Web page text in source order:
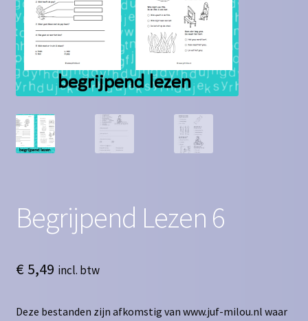
Contact
Homepagina
Mijn account
Privacy Policy
Begrijpend Lezen 6
€5,49 incl. btw
Deze bestanden zijn afkomstig van www.juf-milou.nl waar